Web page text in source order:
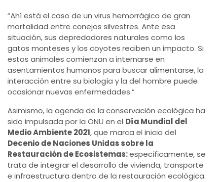
“Ahí está el caso de un virus hemorrágico de gran
mortalidad entre conejos silvestres. Ante esa
situación, sus depredadores naturales como los
gatos monteses y los coyotes reciben un impacto. Si
estos animales comienzan a internarse en
asentamientos humanos para buscar alimentarse, la
interacción entre su biología y la del hombre puede
ocasionar nuevas enfermedades.”
Asimismo, la agenda de la conservación ecológica ha
sido impulsada por la ONU en el Día Mundial del
Medio Ambiente 2021, que marca el inicio del
Decenio de Naciones Unidas sobre la
Restauración de Ecosistemas:específicamente, se
trata de integrar el desarrollo de vivienda, transporte
e infraestructura dentro de la restauración ecológica.